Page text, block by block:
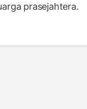
prasejahtera.